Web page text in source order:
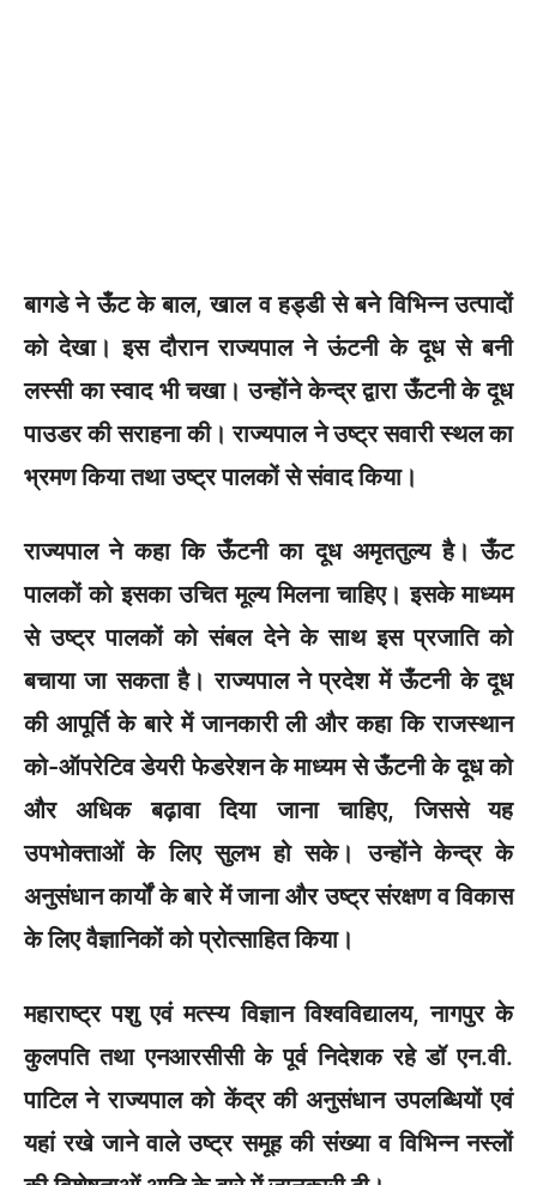
बागडे ने ऊँट के बाल, खाल व हड्डी से बने विभिन्न उत्पादों
को देखा। इस दौरान राज्यपाल ने ऊंटनी के दूध से बनी
लस्सी का स्वाद भी चखा। उन्होंने केन्द्र द्वारा ऊँटनी के दूध
पाउडर की सराहना की। राज्यपाल ने उष्ट्र सवारी स्थल का
भ्रमण किया तथा उष्ट्र पालकों से संवाद किया।
राज्यपाल ने कहा कि ऊँटनी का दूध अमृततुल्य है। ऊँट
पालकों को इसका उचित मूल्य मिलना चाहिए। इसके माध्यम
से उष्ट्र पालकों को संबल देने के साथ इस प्रजाति को
बचाया जा सकता है। राज्यपाल ने प्रदेश में ऊँटनी के दूध
की आपूर्ति के बारे में जानकारी ली और कहा कि राजस्थान
को-ऑपरेटिव डेयरी फेडरेशन के माध्यम से ऊँटनी के दूध को
और अधिक बढ़ावा दिया जाना चाहिए, जिससे यह
उपभोक्ताओं के लिए सुलभ हो सके। उन्होंने केन्द्र के
अनुसंधान कार्यों के बारे में जाना और उष्ट्र संरक्षण व विकास
के लिए वैज्ञानिकों को प्रोत्साहित किया।
महाराष्ट्र पशु एवं मत्स्य विज्ञान विश्वविद्यालय, नागपुर के
कुलपति तथा एनआरसीसी के पूर्व निदेशक रहे डॉ एन.वी.
पाटिल ने राज्यपाल को केंद्र की अनुसंधान उपलब्धियों एवं
यहां रखे जाने वाले उष्ट्र समूह की संख्या व विभिन्न नस्लों